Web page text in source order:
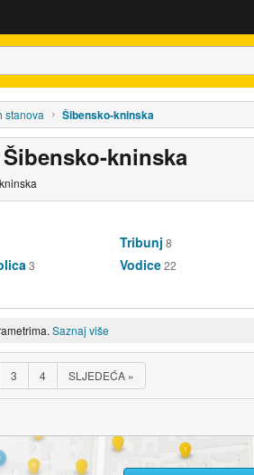
stanova Šibensko-kninska
kninska
3
Tribunj 8
Vodice22
Saznaj više
3 4 SLJEDEĆA »